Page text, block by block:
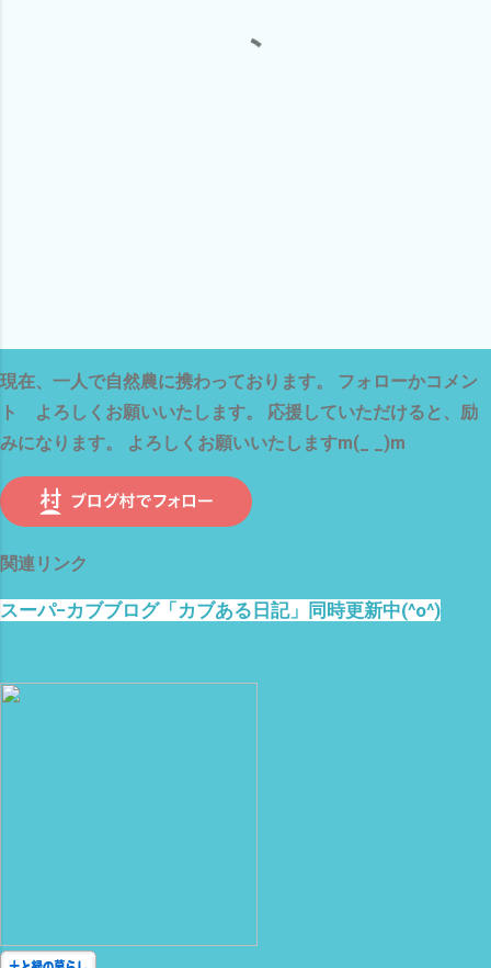
現在、一人で自然農に携わっております。 フォローかコメン
ト よろしくお願いいたします。 応援していただけると、励
みになります。 よろしくお願いいたしますm(_ _)m
関連リンク
スーパ−カブブログ「カブある日記」同時更新中(^o^)